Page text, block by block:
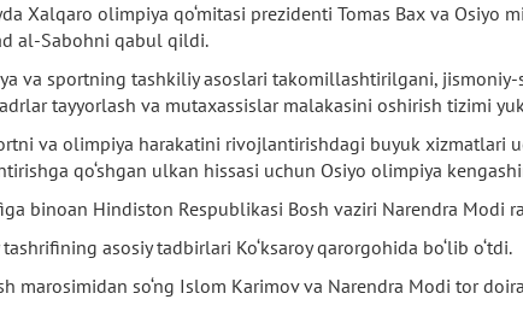
Xalqaro olimpiya qo‘mitasi prezidenti Tomas Bax va Osiyo
al-Sabohni qabul qildi.
va sportning tashkiliy asoslari takomillashtirilgani,
tayyorlash va mutaxassislar malakasini oshirish tizimi
va olimpiya harakatini rivojlantirishdagi buyuk xizmatlari
qo‘shgan ulkan hissasi uchun Osiyo olimpiya
binoan Hindiston Respublikasi Bosh vaziri Narendra Modi
asosiy tadbirlari Ko‘ksaroy qarorgohida bo‘lib o‘tdi.
marosimidan so‘ng Islom Karimov va Narendra Modi tor